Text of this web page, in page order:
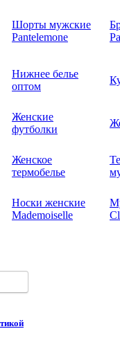
Шорты мужские
Pantelemone
Нижнее белье
оптом
Женские
футболки
Женское
термобелье
Носки женские
Mademoiselle